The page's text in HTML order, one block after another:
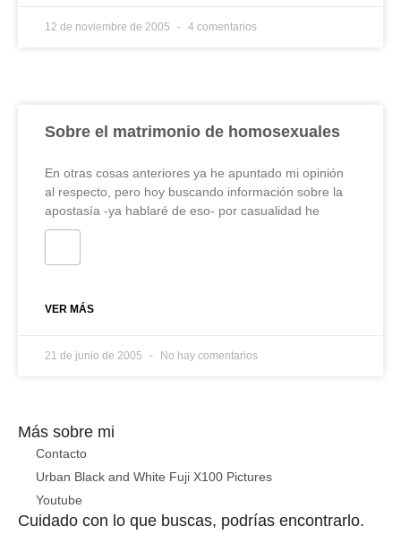
12 de noviembre de 2005 4 comentarios
Sobre el matrimonio de homosexuales
En otras cosas anteriores ya he apuntado mi opinión
al respecto, pero hoy buscando información sobre la
apostasía -ya hablaré de eso- por casualidad he
VER MÁS
21 de junio de 2005 No hay comentarios
Más sobre mi
Contacto
Urban Black and White Fuji X100 Pictures
Youtube
Cuidado con lo que buscas, podrías encontrarlo.